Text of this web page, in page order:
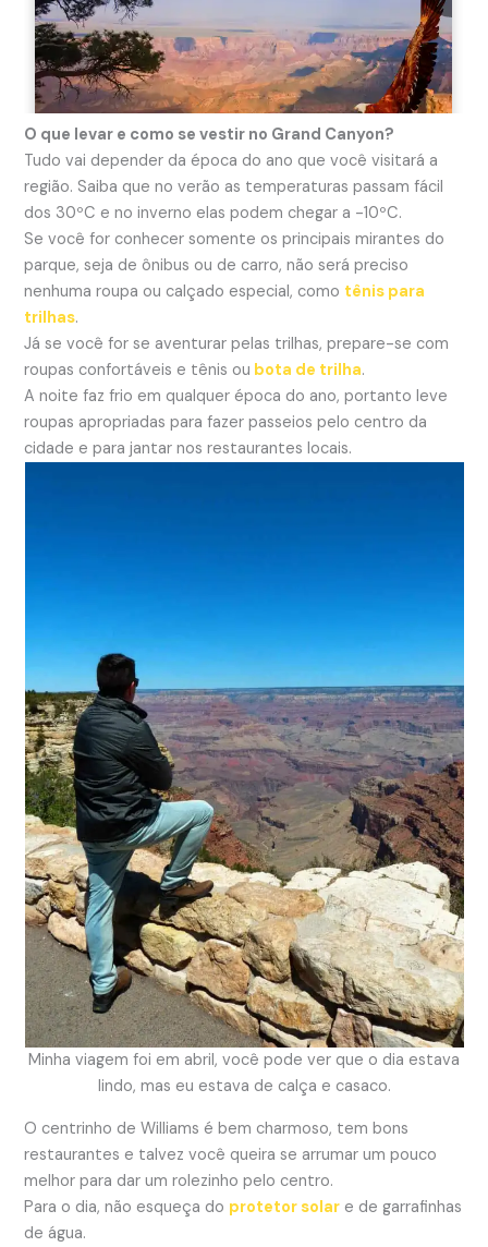
O que levar e como se vestir no Grand Canyon?
Tudo vai depender da época do ano que você visitará a
região. Saiba que no verão as temperaturas passam fácil
dos 30ºC e no inverno elas podem chegar a -10ºC.
Se você for conhecer somente os principais mirantes do
parque, seja de ônibus ou de carro, não será preciso
nenhuma roupa ou calçado especial, como tênis para
trilhas.
Já se você for se aventurar pelas trilhas, prepare-se com
roupas confortáveis e tênis ou bota de trilha.
A noite faz frio em qualquer época do ano, portanto leve
roupas apropriadas para fazer passeios pelo centro da
cidade e para jantar nos restaurantes locais.
Minha viagem foi em abril, você pode ver que o dia estava
lindo, mas eu estava de calça e casaco.
O centrinho de Williams é bem charmoso, tem bons
restaurantes e talvez você queira se arrumar um pouco
melhor para dar um rolezinho pelo centro.
Para o dia, não esqueça do protetor solar e de garrafinhas
de água.